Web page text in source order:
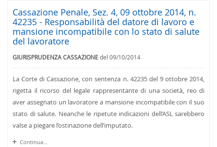
Cassazione Penale, Sez. 4, 09 ottobre 2014, n.
42235 - Responsabilità del datore di lavoro e
mansione incompatibile con lo stato di salute
del lavoratore
GIURISPRUDENZA CASSAZIONEdel 09/10/2014
La Corte di Cassazione, con sentenza n. 42235 del 9 ottobre 2014,
rigetta il ricorso del legale rappresentante di una società, reo di
aver assegnato un lavoratore a mansione incompatibile con il suo
stato di salute. Neanche le ripetute indicazioni dell’ASL sarebbero
valse a piegare l’ostinazione dell’imputato.
Continua...